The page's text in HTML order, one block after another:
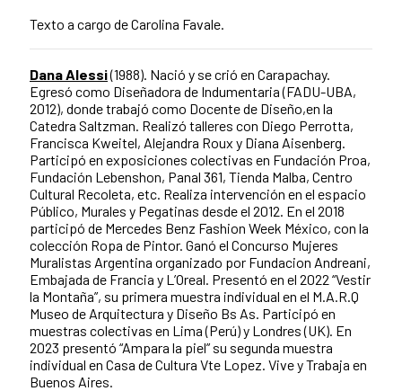
Texto a cargo de Carolina Favale.
Dana Alessi(1988). Nació y se crió en Carapachay.
Egresó como Diseñadora de Indumentaria (FADU-UBA,
2012), donde trabajó como Docente de Diseño,en la
Catedra Saltzman. Realizó talleres con Diego Perrotta,
Francisca Kweitel, Alejandra Roux y Diana Aisenberg.
Participó en exposiciones colectivas en Fundación Proa,
Fundación Lebenshon, Panal 361, Tienda Malba, Centro
Cultural Recoleta, etc. Realiza intervención en el espacio
Público, Murales y Pegatinas desde el 2012. En el 2018
participó de Mercedes Benz Fashion Week México, con la
colección Ropa de Pintor. Ganó el Concurso Mujeres
Muralistas Argentina organizado por Fundacion Andreani,
Embajada de Francia y L’Oreal. Presentó en el 2022 “Vestir
la Montaña”, su primera muestra individual en el M.A.R.Q
Museo de Arquitectura y Diseño Bs As. Participó en
muestras colectivas en Lima (Perú) y Londres (UK). En
2023 presentó “Ampara la piel” su segunda muestra
individual en Casa de Cultura Vte Lopez. Vive y Trabaja en
Buenos Aires.